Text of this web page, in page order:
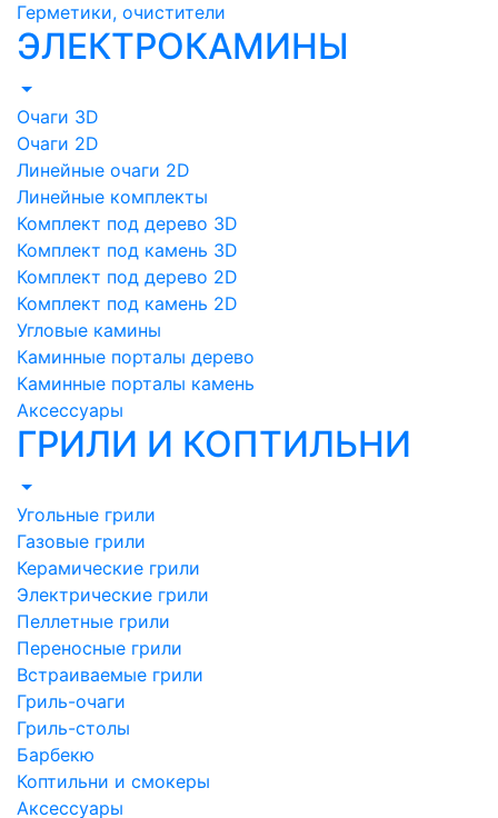
Герметики, очистители
ЭЛЕКТРОКАМИНЫ
Очаги 3D
Очаги 2D
Линейные очаги 2D
Линейные комплекты
Комплект под дерево 3D
Комплект под камень 3D
Комплект под дерево 2D
Комплект под камень 2D
Угловые камины
Каминные порталы дерево
Каминные порталы камень
Аксессуары
ГРИЛИ И КОПТИЛЬНИ
Угольные грили
Газовые грили
Керамические грили
Электрические грили
Пеллетные грили
Переносные грили
Встраиваемые грили
Гриль-очаги
Гриль-столы
Барбекю
Коптильни и смокеры
Аксессуары